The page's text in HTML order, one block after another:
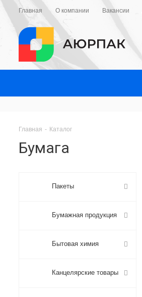
Главная О компании Вакансии
Главная - Каталог
Бумага
Пакеты
Бумажная продукция
Бытовая химия
Канцелярские товары